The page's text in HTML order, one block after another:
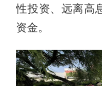
性投资、远离高
资金。